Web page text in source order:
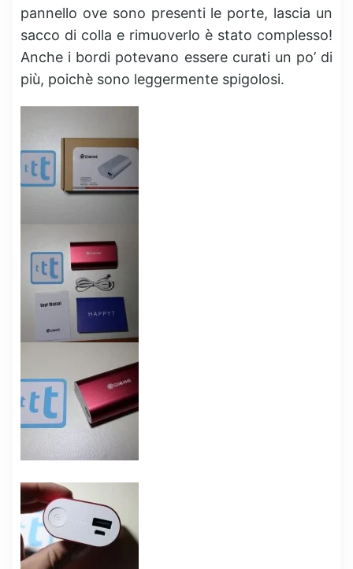
pannello ove sono presenti le porte, lascia un
sacco di colla e rimuoverlo è stato complesso!
Anche i bordi potevano essere curati un po’ di
più, poichè sono leggermente spigolosi.